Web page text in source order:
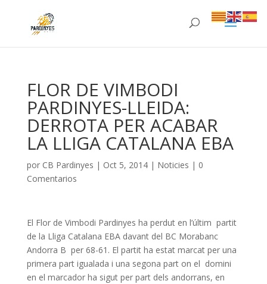
FLOR DE VIMBODI
PARDINYES-LLEIDA:
DERROTA PER ACABAR
LA LLIGA CATALANA EBA
por CB Pardinyes | Oct 5, 2014| Noticies | 0
Comentarios
El Flor de Vimbodi Pardinyes ha perdut en l’últim partit
de la Lliga Catalana EBA davant del BC Morabanc
Andorra B per 68-61. El partit ha estat marcat per una
primera part igualada i una segona part on el domini
en el marcador ha sigut per part dels andorrans, en